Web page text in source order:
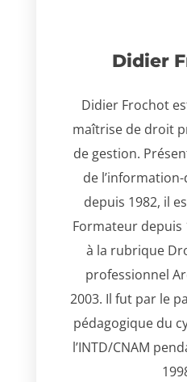
Didier
Didier Frochot
maîtrise de droit
de gestion.
de
depuis 1982, il
Formateur depuis
à la rubrique
professionnel
2003. Il fut par le
pédagogique du
l’INTD/CNAM